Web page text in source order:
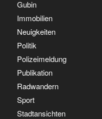
Gubin
Immobilien
Neuigkeiten
Politik
Polizeimeldung
Publikation
Radwandern
Sport
Stadtansichten